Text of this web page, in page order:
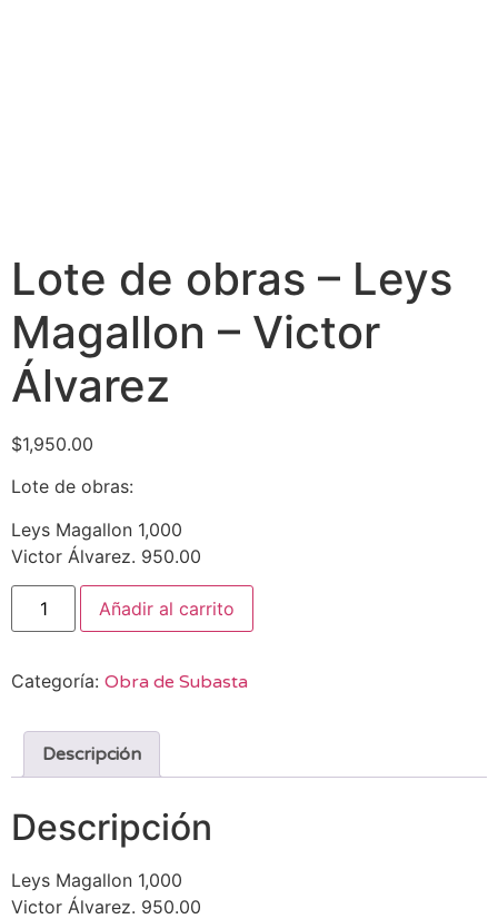
Lote de obras – Leys
Magallon – Victor
Álvarez
$1,950.00
Lote de obras:
Leys Magallon 1,000
Victor Álvarez. 950.00
Añadir al carrito
Categoría: Obra de Subasta
Descripción
Descripción
Leys Magallon 1,000
Victor Álvarez. 950.00